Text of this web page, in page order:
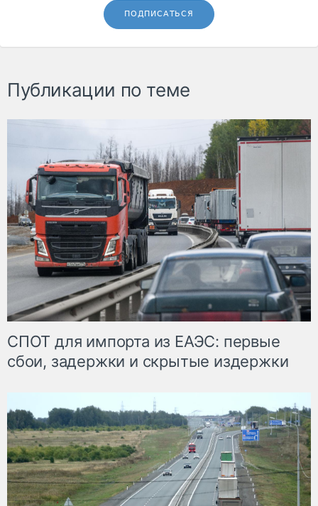
ПОДПИСАТЬСЯ
Публикации по теме
СПОТ для импорта из ЕАЭС: первые
сбои, задержки и скрытые издержки